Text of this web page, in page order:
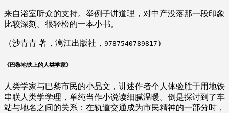
来自浴室听众的支持。举例子讲道理，对中产没落那一段印象
比较深刻。很轻松的一本小书。
（沙青青 著，漓江出版社， 9787540789817 ）
《巴黎地铁上的人类学家》
人类学家与巴黎市民的小品文，讲述作者个人体验胜于用地铁
串联人类学学理，单纯当作小说读细腻温暖。倒是探讨到了车
站与地名之间的关系：在轨道交通成为市民精神的一部分时，